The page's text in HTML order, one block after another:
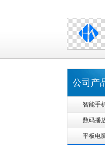
公司产
智能手
数码播
平板电